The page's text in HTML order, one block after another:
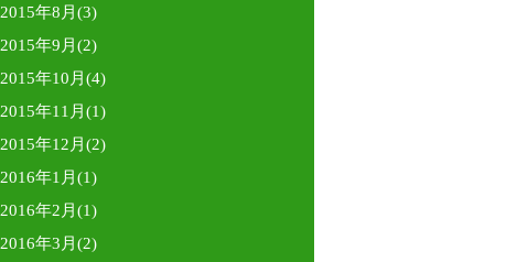
2015年8月(3)
2015年9月(2)
2015年10月(4)
2015年11月(1)
2015年12月(2)
2016年1月(1)
2016年2月(1)
2016年3月(2)